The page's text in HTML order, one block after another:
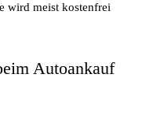
wird meist kostenfrei
Autoankauf